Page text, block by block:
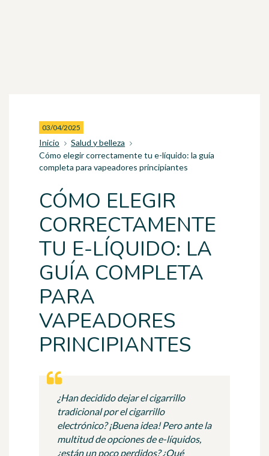
03/04/2025
Inicio
Salud y belleza
Cómo elegir correctamente tu e-líquido: la guía
completa para vapeadores principiantes
CÓMO ELEGIR
CORRECTAMENTE
TU E-LÍQUIDO: LA
GUÍA COMPLETA
PARA
VAPEADORES
PRINCIPIANTES
¿Han decidido dejar el cigarrillo
tradicional por el cigarrillo
electrónico? ¡Buena idea! Pero ante la
multitud de opciones de e-líquidos,
¿están un poco perdidos? ¿Qué